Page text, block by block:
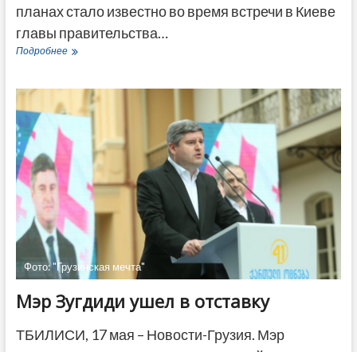
планах стало известно во время встречи в Киеве
главы правительства…
ПодробнееГрузию
министр
Украины
Фото: "Грузинская мечта"
Мэр Зугдиди ушел в отставку
ТБИЛИСИ, 17 мая – Новости-Грузия. Мэр